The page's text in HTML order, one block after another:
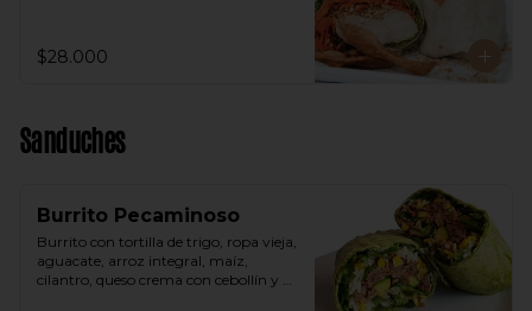
$28.000
Sanduches
Burrito Pecaminoso
Burrito con tortilla de trigo, ropa vieja,
aguacate, arroz integral, maíz,
cilantro, queso crema con cebollín y